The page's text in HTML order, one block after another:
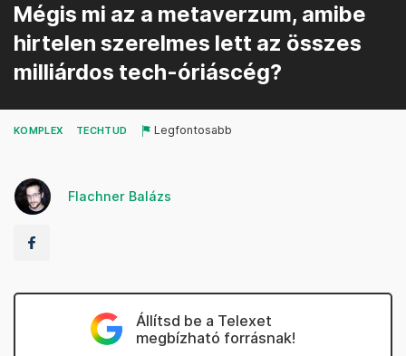
Mégis mi az a metaverzum, amibe
hirtelen szerelmes lett az összes
milliárdos tech-óriáscég?
KOMPLEX TECHTUD Legfontosabb
Flachner Balázs
Állítsd be a Telexet
megbízható forrásnak!